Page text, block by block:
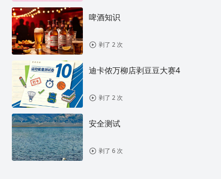
啤酒知识
剥了 2 次
迪卡侬万柳店剥豆豆大赛4
剥了 2 次
安全测试
剥了 6 次